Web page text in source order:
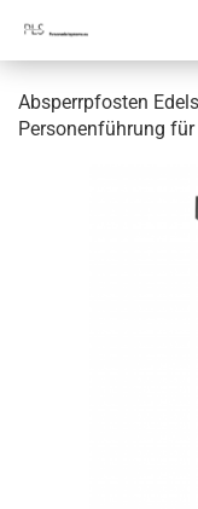
Absperrpfosten
Personenführung